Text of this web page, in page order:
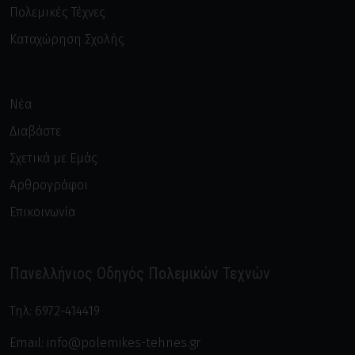
Συστέμα
Τζιτ Κουν Ντο
Φιλιπίνο Κόμπατ Σίστεμς
Φιλιππινέζικες πολεμικές τέχνες
Ξιφασκία
Τοξοβολία
Πολεμικές Τέχνες
Καταχώρηση Σχολής
Νέα
Διαβάστε
Σχετικά με Εμάς
Αρθρογράφοι
Επικοινωνία
Πανελλήνιος Οδηγός Πολεμικών Τεχνών
Τηλ: 6972-414419
Email: info@polemikes-tehnes.gr